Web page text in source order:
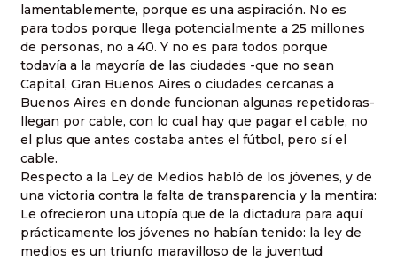
lamentablemente, porque es una aspiración. No es
para todos porque llega potencialmente a 25 millones
de personas, no a 40. Y no es para todos porque
todavía a la mayoría de las ciudades -que no sean
Capital, Gran Buenos Aires o ciudades cercanas a
Buenos Aires en donde funcionan algunas repetidoras-
llegan por cable, con lo cual hay que pagar el cable, no
el plus que antes costaba antes el fútbol, pero sí el
cable.
Respecto a la Ley de Medios habló de los jóvenes, y de
una victoria contra la falta de transparencia y la mentira:
Le ofrecieron una utopía que de la dictadura para aquí
prácticamente los jóvenes no habían tenido: la ley de
medios es un triunfo maravilloso de la juventud